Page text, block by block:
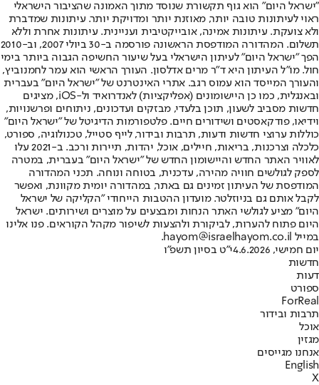
"ישראל היום" הוא גוף תקשורת שנוסד מתוך האמונה שהציבור הישראלי
ראוי לעיתונות טובה יותר, מאוזנת יותר ומדויקת יותר. עיתונות שמדברת
ולא צועקת. עיתונות אמינה, אובייקטיבית ועניינית. עיתונות אחרת וללא
תשלום. המהדורה המודפסת הראשונה פורסמה ב-30 ביולי 2007, וב-2010
הפך "ישראל היום" לעיתון הישראלי בעל שיעור החשיפה הגבוה ביותר בימי
חול. מו"ל העיתון היא ד"ר מרים אדלסון. העורך הראשי הוא עמר לחמנוביץ,
והעורך המייסד הוא עמוס רגב. אתרי האינטרנט של "ישראל היום" בעברית
ובאנגלית, כמו כן היישומונים (אפליקציות) לאנדרואיד ול-iOS, מציגים
חדשות מסביב לשעון, תוכן בלעדי, מבזקים ועדכונים, ניתוחים ופרשנויות,
וידיאו, פודקאסטים ושידורים חיים. פלטפורמות הדיגיטל של "ישראל היום"
כוללות ערוצי חדשות ודעות, תרבות ובידור, לייף סטייל, טכנולוגיה, ספורט,
כלכלה וצרכנות, בריאות, חיילים, אוכל, יהדות, תיירות ורכב. ב-2021 עלו
לאוויר האתר החדש והיישומון החדש של "ישראל היום" בעברית, במטרה
לספק לגולשים חוויה מהירה, עדכנית, בטוחה ונוחה. תכני המהדורה
המודפסת של העיתון זמינים גם באתר, במהדורה יומית מקוונת, ואפשר
לקבל אותם גם בניוזלטר. מועדון ההטבות הייחודי "הקליקה של ישראל
היום" מציע לגולשי האתר הנחות ומבצעים על מוצרים ושירותים. ישראל
היום פתוח להערות, לביקורת ולהצעות לשיפור מקהל הקוראים. פנו אלינו
במייל hayom@israelhayom.co.il.
יום חמישי, 4.6.2026
י"ט בסיון תשפ"ו
חדשות
דעות
ספורט
ForReal
תרבות ובידור
אוכל
מגזין
אנחנו מגייסים
English
X